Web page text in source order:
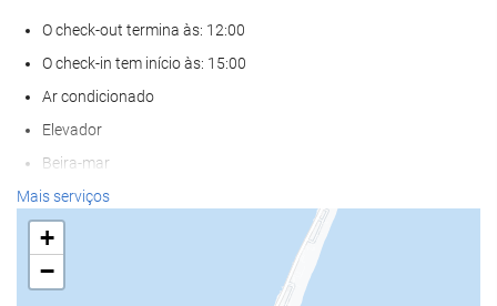
O check-out termina às: 12:00
O check-in tem início às: 15:00
Ar condicionado
Elevador
Beira-mar
Acesso para deficientes fisicos
Quartos para não fumantes
Zona de fumadores
Mais serviços
+
−